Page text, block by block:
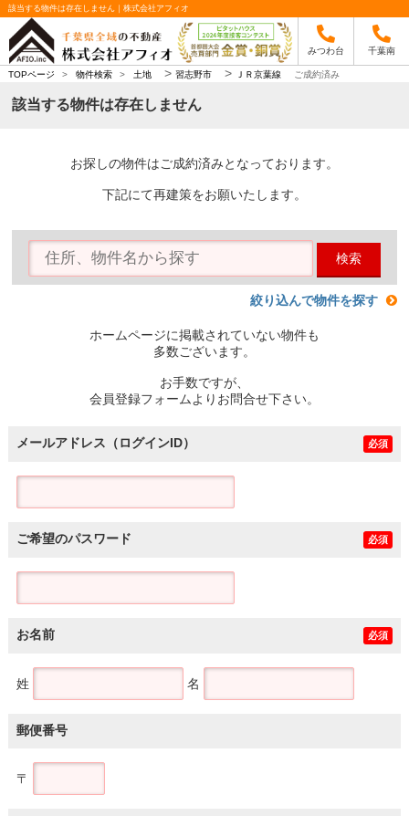
該当する物件は存在しません｜株式会社アフィオ
みつわ台 千葉南
TOPページ > 物件検索 > 土地 > 習志野市 > ＪＲ京葉線 ご成約済み
該当する物件は存在しません
お探しの物件はご成約済みとなっております。
下記にて再建策をお願いたします。
検索
絞り込んで物件を探す
ホームページに掲載されていない物件も
多数ございます。
お手数ですが、
会員登録フォームよりお問合せ下さい。
メールアドレス（ログインID） 必須
ご希望のパスワード 必須
お名前 必須
姓 名
郵便番号
〒